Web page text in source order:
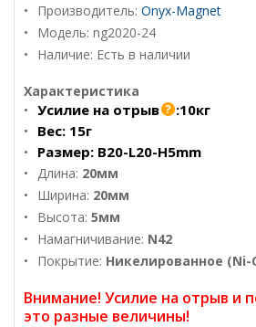
Производитель: Onyx-Magnet
Модель: ng2020-24
Наличие: Есть в наличии
Характеристика
Усилие на отрыв :10кг
Вес: 15г
Размер: B20-L20-H5mm
Длина: 20мм
Ширина: 20мм
Высота: 5мм
Намагничивание: N42
Покрытие: Никелированное (Ni-
Внимание! Усилие на отрыв и
это разные величины!